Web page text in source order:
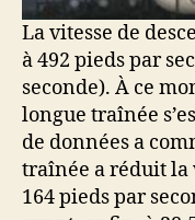
La vitesse de
à 492 pieds par
seconde). À ce
longue traînée
de données a
traînée a réduit la
164 pieds par